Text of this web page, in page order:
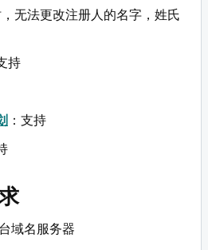
无法更改注册人的名字，姓氏
持
：支持
域名服务器